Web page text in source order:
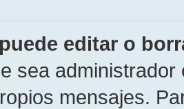
editar o
sea
mensajes.